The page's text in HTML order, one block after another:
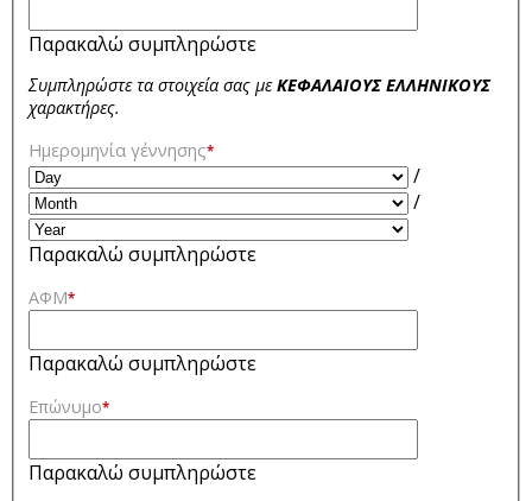
Παρακαλώ συμπληρώστε
Συμπληρώστε τα στοιχεία σας μεΚΕΦΑΛΑΙΟΥΣ ΕΛΛΗΝΙΚΟΥΣ
χαρακτήρες.
Ημερομηνία γέννησης*
/
/
Παρακαλώ συμπληρώστε
ΑΦΜ*
Παρακαλώ συμπληρώστε
Επώνυμο*
Παρακαλώ συμπληρώστε